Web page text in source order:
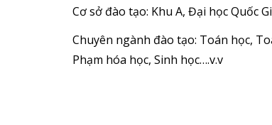
Cơ sở đào tạo: Khu A, Đại học Quốc
Chuyên ngành đào tạo: Toán học,
Phạm hóa học, Sinh học….v.v